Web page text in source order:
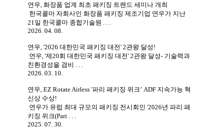
연우, 화장품 업계 최초 패키징 트렌드 세미나 개최
한국콜마 자회사인 화장품 패키징 제조기업 연우가 지난
21일 한국콜마 종합기술원 . . .
2026. 04. 08.
연우, '2026 대한민국 패키징 대전' 2관왕 달성!
연우, '제20회 대한민국 패키징 대전' 2관왕 달성- 기술력과
친환경성을 겸비 . . .
2026. 03. 10.
연우, EZ Rotate Airless '파리 패키징 위크’ ADF 지속가능 혁
신상 수상!
연우가 유럽 최대 규모의 패키징 전시회인 '2026년 파리 패
키징 위크(Pari . . .
2025. 07. 30.